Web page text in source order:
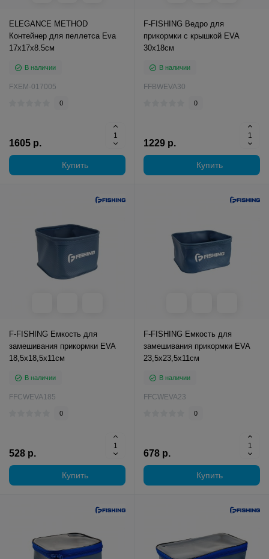
ELEGANCE METHOD
Контейнер для пеллетса Eva
17х17х8.5см
В наличии
FXEM-017005
0
1605 р.
Купить
F-FISHING Ведро для
прикормки с крышкой EVA
30х18см
В наличии
FFBWEVA30
0
1229 р.
Купить
F-FISHING Емкость для
замешивания прикормки EVA
18,5х18,5х11см
В наличии
FFCWEVA185
0
528 р.
Купить
F-FISHING Емкость для
замешивания прикормки EVA
23,5x23,5x11см
В наличии
FFCWEVA23
0
678 р.
Купить